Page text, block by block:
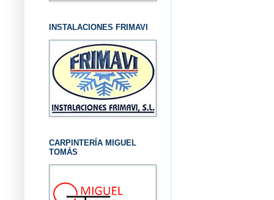
INSTALACIONES FRIMAVI
CARPINTERÍA MIGUEL
TOMÁS